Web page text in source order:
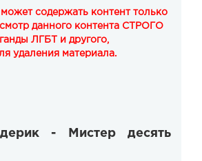
содержать контент только
данного контента СТРОГО
ЛГБТ и другого,
удаления материала.
- Мистер десять